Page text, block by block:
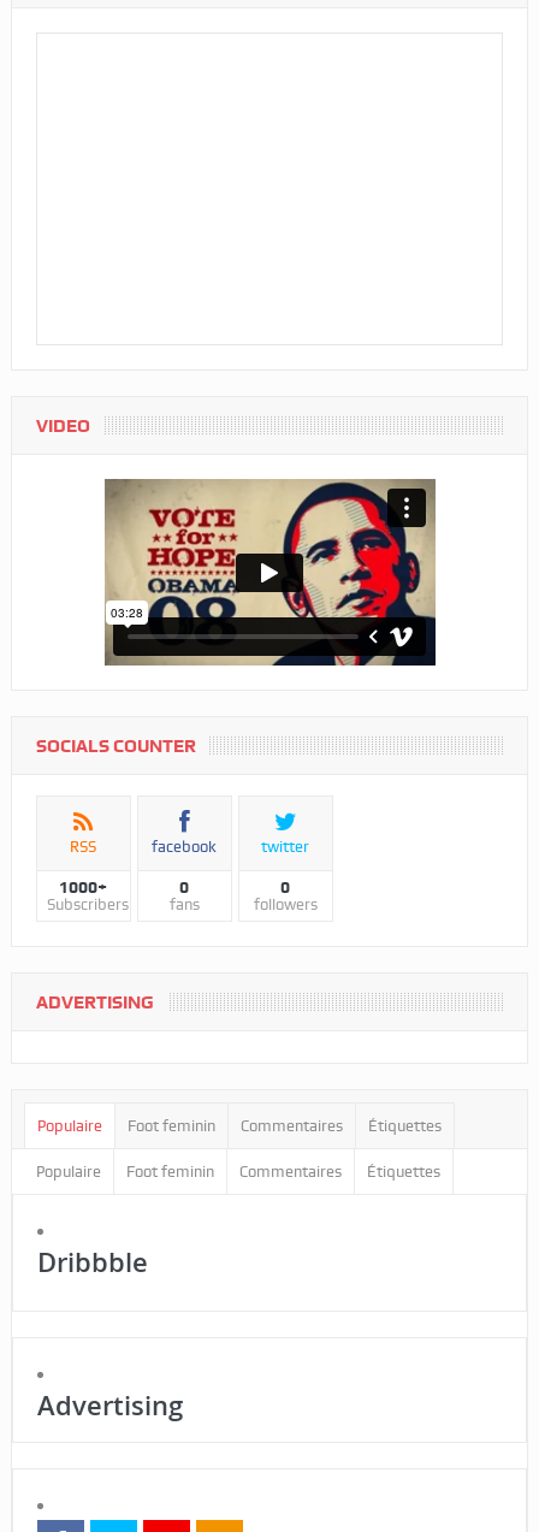
VIDEO
SOCIALS COUNTER
RSS
1000+
Subscribers
facebook
0
fans
twitter
0
followers
ADVERTISING
Populaire Foot feminin Commentaires Étiquettes
Populaire Foot feminin Commentaires Étiquettes
Dribbble
Advertising